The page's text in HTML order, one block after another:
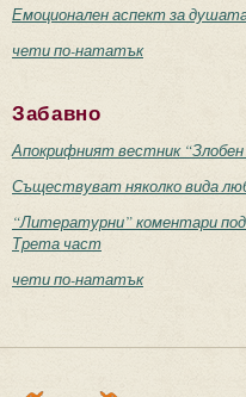
Емоционален аспект за
чети по-нататък
Забавно
Апокрифният вестник “Злобен
Съществуват няколко вида
“Литературни” коментари
Трета част
чети по-нататък